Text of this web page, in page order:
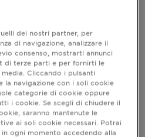
e meno lucenti,
sbiadire leggermente.
della tinta possono
fattori, come
di strumenti di styling a
phon e arricciacapelli - e
non adatti al proprio tipo di
con i giusti accorgimenti, è
del colore e
e forti.
dei nostri partner, per
di navigazione, analizzare il
consenso, mostrarti annunci
di terze parti e per fornirti le
Cliccando i pulsanti
navigazione con i soli cookie
categorie di cookie oppure
i cookie. Se scegli di chiudere il
saranno mantenute le
ai soli cookie necessari. Potrai
ogni momento accedendo alla